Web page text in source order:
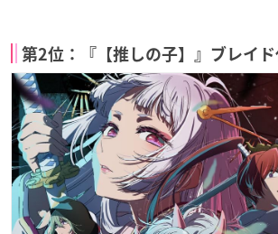
第2位：『【推しの子】』ブレイ